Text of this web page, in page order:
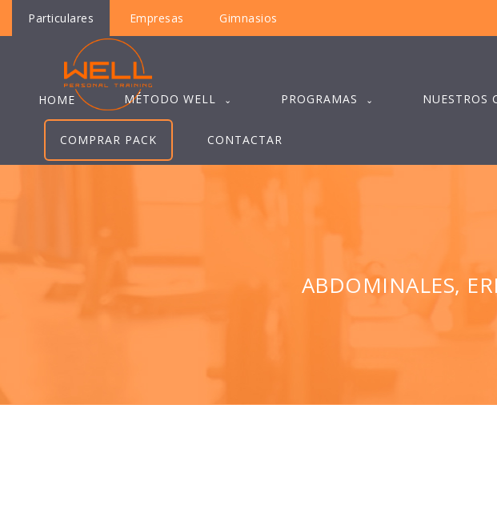
Particulares Empresas Gimnasios
HOME MÉTODO WELL PROGRAMAS NUESTROS
COMPRAR PACK CONTACTAR
ABDOMINALES,